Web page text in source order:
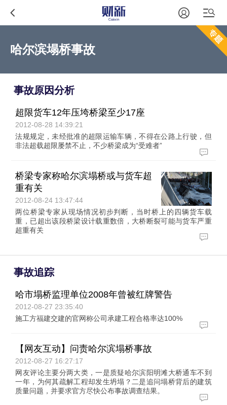
哈尔滨塌桥事故
事故原因分析
超限货车12年压垮桥梁至少17座
2012-08-28 14:39:21
法规规定，未经批准的超限运输车辆，不得在公路上行驶，但
非法超载超限屡禁不止，不少桥梁成为“受难者”
桥梁专家称哈尔滨塌桥或与货车超
重有关
2012-08-24 13:47:44
两位桥梁专家从现场情况初步判断，当时桥上的四辆货车载
重，已超出该段桥梁设计载重数倍，大桥断裂可能与货车严重
超重有关
事故追踪
哈市塌桥监理单位2008年曾被红牌警告
2012-08-27 23:35:40
施工方福建交建的官网称公司承建工程合格率达100%
【网友互动】问责哈尔滨塌桥事故
2012-08-27 16:27:17
网友评论主要分两大类，一是质疑哈尔滨阳明滩大桥通车不到
一年，为何其疏解工程却发生坍塌？二是追问塌桥背后的建筑
质量问题，并要求官方尽快公布事故调查结果。